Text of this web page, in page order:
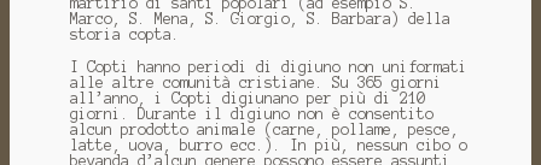
Marco, S. Mena, S. Giorgio, S. Barbara) della
storia copta.
I Copti hanno periodi di digiuno non uniformati
alle altre comunità cristiane. Su 365 giorni
all’anno, i Copti digiunano per più di 210
giorni. Durante il digiuno non è consentito
alcun prodotto animale (carne, pollame, pesce,
latte, uova, burro ecc.). In più, nessun cibo o
bevanda d’alcun genere possono essere assunti